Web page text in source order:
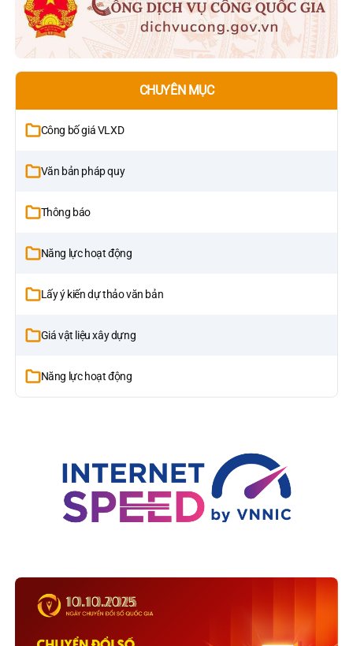
CHUYÊN MỤC
Công bố giá VLXD
Văn bản pháp quy
Thông báo
Năng lực hoạt động
Lấy ý kiến dự thảo văn bản
Giá vật liệu xây dựng
Năng lực hoạt động